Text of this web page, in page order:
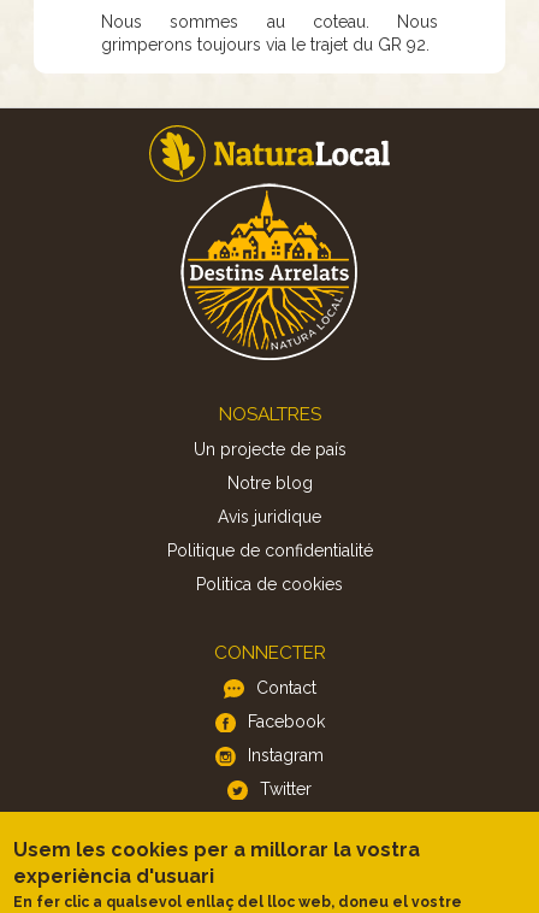
Nous sommes au coteau. Nous
grimperons toujours via le trajet du GR 92.
NOSALTRES
Un projecte de país
Notre blog
Avis juridique
Politique de confidentialité
Politica de cookies
CONNECTER
Contact
Facebook
Instagram
Twitter
APP
iOS
Usem les cookies per a millorar la vostra
experiència d'usuari
En fer clic a qualsevol enllaç del lloc web, doneu el vostre